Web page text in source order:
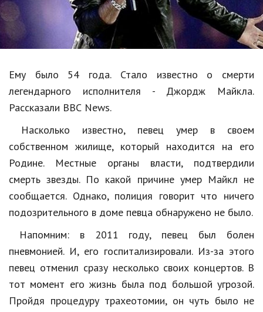
Образование
В мире
Авто, мото
Спорт
Знаменитости
Статьи
Обзоры
Рецепты
Красота и здоровье
Hi-Tech. Интернет
Авто, мото
Ему было 54 года. Стало известно о
смерти
легендарного
исполнителя - Джордж Майкла.
Рассказали BBC News.
Насколько
известно, певец умер в
своем
собственном жилище, который находится на его
Родине. Местные органы власти, подтвердили
смерть звезды. По какой причине умер Майкл не
сообщается. Однако, полиция говорит что ничего
подозрительного в доме певца обнаружено не было.
Напомним: в 2011 году, певец был
болен
пневмонией. И, его госпитализировали. Из-за этого
певец отменил сразу несколько своих концертов. В
тот момент его жизнь была под большой угрозой.
Пройдя процедуру трахеотомии, он чуть было не